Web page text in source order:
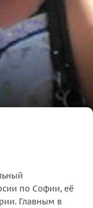
по Софии, её
Главным в